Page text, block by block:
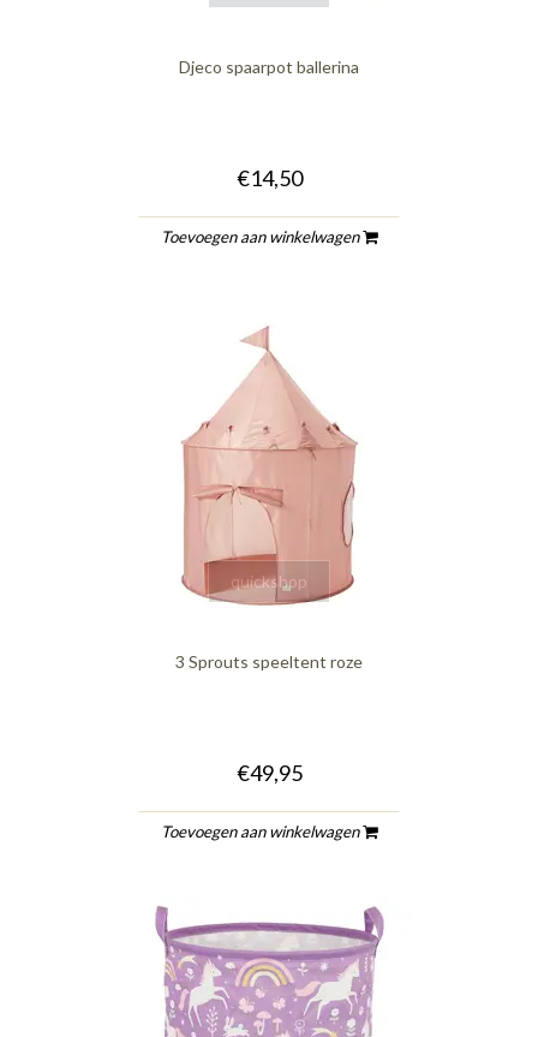
Djeco spaarpot ballerina
€14,50
Toevoegen aan winkelwagen
quickshop
3 Sprouts speeltent roze
€49,95
Toevoegen aan winkelwagen